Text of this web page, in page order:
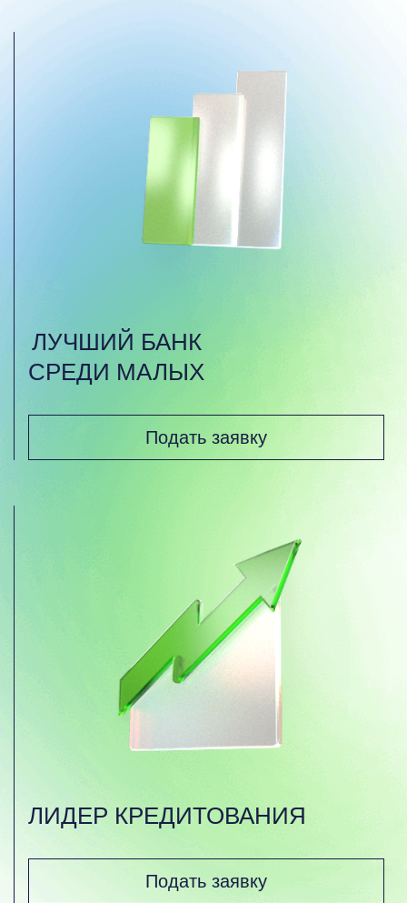
ЛУЧШИЙ БАНК
СРЕДИ МАЛЫХ
Подать заявку
ЛИДЕР КРЕДИТОВАНИЯ
Подать заявку